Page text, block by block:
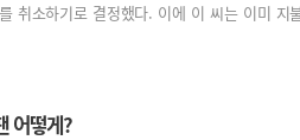
취소하기로 결정했다. 이에 이 씨는 이미 지
어떻게?